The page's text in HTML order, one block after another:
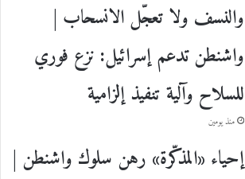
والنسف ولا تعجّل الانسحاب |
واشنطن تدعم إسرائيل: نزع فوري
للسلاح وآلية تنفيذ إلزامية
منذ يومين
إحياء «المذكّرة» رهن سلوك واشنطن |